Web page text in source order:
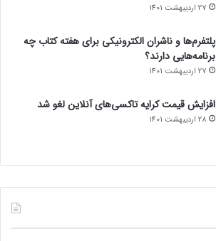
27 اردیبهشت 1401
پلتفرم‌ها و ناشران الکترونیکی برای هفته کتاب چه
برنامه‌هایی دارند؟
27 اردیبهشت 1401
افزایش قیمت کرایه تاکسی‌های آنلاین لغو شد
28 اردیبهشت 1401